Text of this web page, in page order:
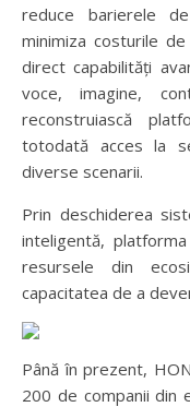
reduce barierele
minimiza costurile
direct capabilități
voce, imagine,
reconstruiască
totodată acces la
diverse scenarii.
Prin deschiderea
inteligentă,
resursele din
capacitatea de a
Până în prezent,
200 de companii din